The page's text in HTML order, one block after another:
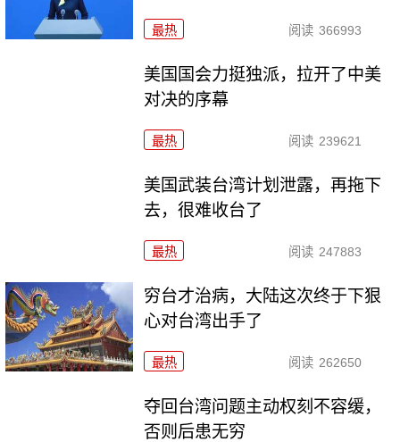
最热 阅读 366993
美国国会力挺独派，拉开了中美
对决的序幕
最热 阅读 239621
美国武装台湾计划泄露，再拖下
去，很难收台了
最热 阅读 247883
穷台才治病，大陆这次终于下狠
心对台湾出手了
最热 阅读 262650
夺回台湾问题主动权刻不容缓，
否则后患无穷